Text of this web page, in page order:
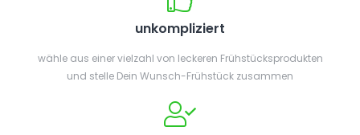
unkompliziert
wähle aus einer vielzahl von leckeren Frühstücksprodukten
und stelle Dein Wunsch-Frühstück zusammen